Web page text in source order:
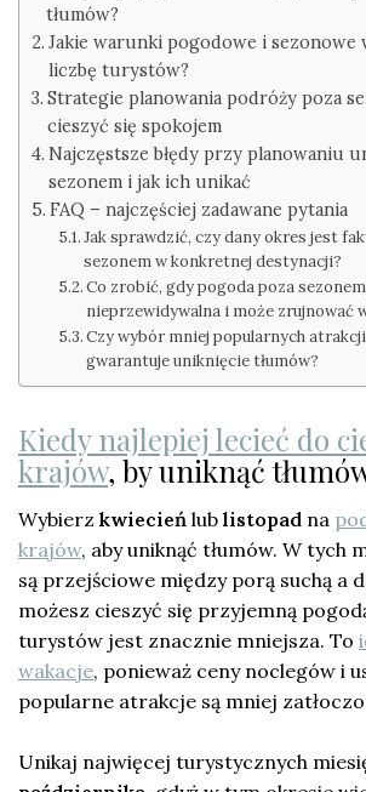
tłumów?
Jakie warunki pogodowe i sezonowe
liczbę turystów?
Strategie planowania podróży poza
cieszyć się spokojem
Najczęstsze błędy przy planowaniu
sezonem i jak ich unikać
FAQ – najczęściej zadawane pytania
Jak sprawdzić, czy dany okres jest
sezonem w konkretnej destynacji?
Co zrobić, gdy pogoda poza
nieprzewidywalna i może zrujnować
Czy wybór mniej popularnych
gwarantuje uniknięcie tłumów?
Kiedy najlepiej lecieć do
krajów, by uniknąć
Wybierz kwiecień lub listopad na
krajów, aby uniknąć tłumów. W tych
są przejściowe między porą suchą a
możesz cieszyć się przyjemną
turystów jest znacznie mniejsza. To
wakacje, ponieważ ceny noclegów i
popularne atrakcje są mniej
Unikaj najwięcej turystycznych